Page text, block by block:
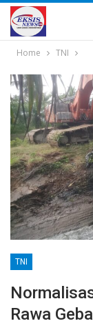
Home TNI
TNI
Rawa